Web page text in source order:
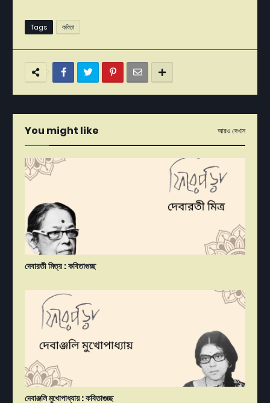
Tags কবিতা
You might like আরও দেখান
দেবারতী মিত্র : কবিতাগুচ্ছ
দেবাঞ্জলি মুখোপাধ্যায় : কবিতাগুচ্ছ